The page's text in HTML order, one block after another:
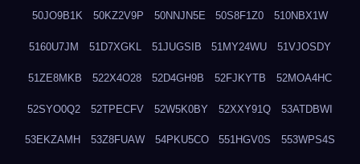
50JO9B1K 50KZ2V9P 50NNJN5E 50S8F1Z0 510NBX1W
5160U7JM 51D7XGKL 51JUGSIB 51MY24WU 51VJOSDY
51ZE8MKB 522X4O28 52D4GH9B 52FJKYTB 52MOA4HC
52SYO0Q2 52TPECFV 52W5K0BY 52XXY91Q 53ATDBWI
53EKZAMH 53Z8FUAW 54PKU5CO 551HGV0S 553WPS4S